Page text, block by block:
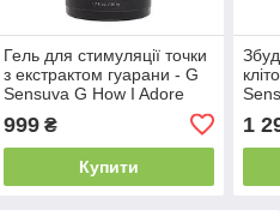
Гель для стимуляції точки
з екстрактом гуарани - G
Sensuva G How I Adore
999₴
Купити
(29
1